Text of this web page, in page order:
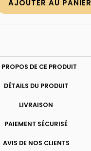
AJOUTER AU PANIER
PROPOS DE CE PRODUIT
DÉTAILS DU PRODUIT
LIVRAISON
PAIEMENT SÉCURISÉ
AVIS DE NOS CLIENTS